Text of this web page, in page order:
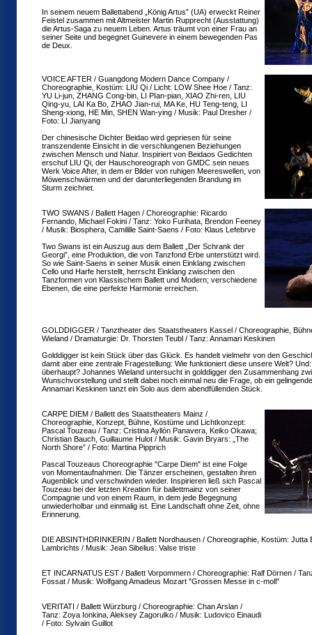
In seinem neuem Ballettabend „König Artus” (UA) erweckt Reiner
Feistel zusammen mit Altmeister Martin Rupprecht (Ausstattung)
die Artus-Saga zu neuem Leben. Artus träumt von einer Frau an
seiner Seite und begegnet Guinevere in einem bewegenden Pas
de Deux.
VOICE AFTER / Guangdong Modern Dance Company /
Choreographie, Kostüm: LIU Qi / Licht: LOW Shee Hoe / Tanz:
YU Li-jun, ZHANG Cong-bin, LI PIan-pian, XIAO Zhi-ren, LIU
Qing-yu, LAI Ka Bo, ZHAO Jian-rui, MA Ke, HU Teng-teng, LI
Sheng-xiong, HE Min, SHEN Wan-ying / Musik: Paul Dresher /
Foto: LI Jianyang
Der chinesische Dichter Beidao wird gepriesen für seine
transzendente Einsicht in die verschlungenen Beziehungen
zwischen Mensch und Natur. Inspiriert von Beidaos Gedichten
erschuf LIU Qi, der Hauschoreograph von GMDC sein neues
Werk Voice After, in dem er Bilder von ruhigen Meereswellen, von
Möwenschwärmen und der darunterliegenden Brandung im
Sturm zeichnet.
TWO SWANS / Ballett Hagen / Choreographie: Ricardo
Fernando, Michael Fokini / Tanz: Yoko Furihata, Brendon Feeney
/ Musik: Biosphera, Camilille Saint-Saens / Foto: Klaus Lefebrve
Two Swans ist ein Auszug aus dem Ballett „Der Schrank der
Georgi”, eine Produktion, die von Tanzfond Erbe unterstützt wird.
So wie Saint-Saens in seiner Musik einen Einklang zwischen
Cello und Harfe herstellt, herrscht Einklang zwischen den
Tanzformen von Klassischem Ballett und Modern; verschiedene
Ebenen, die eine perfekte Harmonie erreichen.
GOLDDIGGER / Tanztheater des Staatstheaters Kassel / Choreographie,
Wieland / Dramaturgie: Dr. Thorsten Teubl / Tanz: Annamari Keskinen
Golddigger ist kein Stück über das Glück. Es handelt vielmehr von den
damit aber eine zentrale Fragestellung: Wie funktioniert diese unsere Welt?
überhaupt? Johannes Wieland untersucht in golddigger den Zusammenhang
Wunschvorstellung und stellt dabei noch einmal neu die Frage, ob ein
Annamari Keskinen tanzt ein Solo aus dem abendfüllenden Stück.
CARPE DIEM / Ballett des Staatstheaters Mainz /
Choreographie, Konzept, Bühne, Kostüme und Lichtkonzept:
Pascal Touzeau / Tanz: Cristina Ayllón Panavera, Keiko Okawa;
Christian Bauch, Guillaume Hulot / Musik: Gavin Bryars: „The
North Shore” / Foto: Martina Pipprich
Pascal Touzeaus Choreographie "Carpe Diem" ist eine Folge
von Momentaufnahmen. Die Tänzer erscheinen, gestalten ihren
Augenblick und verschwinden wieder. Inspirieren ließ sich Pascal
Touzeau bei der letzten Kreation für ballettmainz von seiner
Compagnie und von einem Raum, in dem jede Begegnung
unwiederholbar und einmalig ist. Eine Landschaft ohne Zeit, ohne
Erinnerung.
DIE ABSINTHDRINKERIN / Ballett Nordhausen / Choreographie, Kostüm: Jutta
Lambrichts / Musik: Jean Sibelius: Valse triste
ET INCARNATUS EST / Ballett Vorpommern / Choreographie: Ralf Dörnen /
Fossat / Musik: Wolfgang Amadeus Mozart "Grossen Messe in c-moll"
VERITATI / Ballett Würzburg / Choreographie: Chan Arslan /
Tanz: Zoya Ionkina, Aleksey Zagorulko / Musik: Ludovico Einaudi
/ Foto: Sylvain Guillot